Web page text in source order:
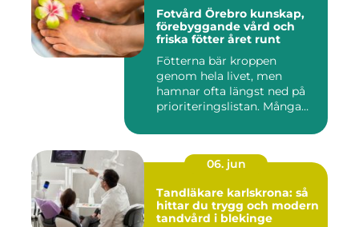
Fotvård Örebro kunskap,
förebyggande vård och
friska fötter året runt
Fötterna bär kroppen
genom hela livet, men
hamnar ofta längst ned på
prioriteringslistan. Många
06. jun
Tandläkare karlskrona: så
hittar du trygg och modern
tandvård i blekinge